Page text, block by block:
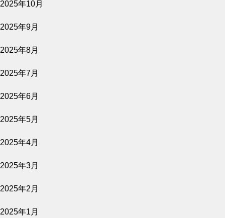
影を売る女
隣人たち
2025年10月
2025年9月
2025年8月
2025年7月
2025年6月
2025年5月
2025年4月
2025年3月
2025年2月
2025年1月